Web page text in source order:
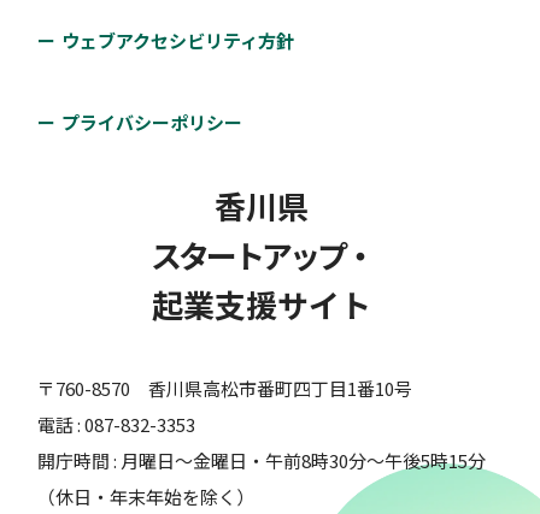
ウェブアクセシビリティ方針
プライバシーポリシー
香川県
スタートアップ・
起業支援サイト
〒760-8570 香川県高松市番町四丁目1番10号
電話 : 087-832-3353
開庁時間 : 月曜日～金曜日・午前8時30分～午後5時15分
（休日・年末年始を除く）